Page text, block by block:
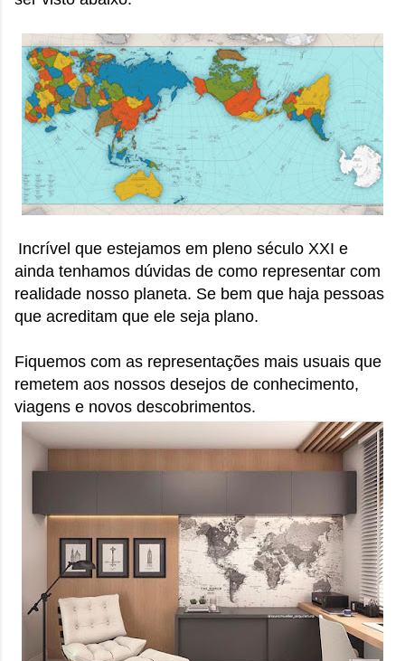
Incrível que estejamos em pleno século XXI e
ainda tenhamos dúvidas de como representar com
realidade nosso planeta. Se bem que haja pessoas
que acreditam que ele seja plano.
Fiquemos com as representações mais usuais que
remetem aos nossos desejos de conhecimento,
viagens e novos descobrimentos.